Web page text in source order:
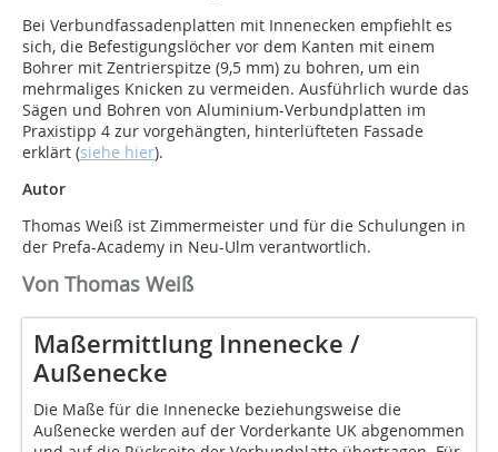
Bei Verbundfassadenplatten mit Innenecken empfiehlt es
sich, die Befestigungslöcher vor dem Kanten mit einem
Bohrer mit Zentrierspitze (9,5 mm) zu bohren, um ein
mehrmaliges Knicken zu vermeiden. Ausführlich wurde das
Sägen und Bohren von Aluminium-Verbundplatten im
Praxistipp 4 zur vorgehängten, hinterlüfteten Fassade
erklärt (siehe hier).
Autor
Thomas Weiß ist Zimmermeister und für die Schulungen in
der Prefa-Academy in Neu-Ulm verantwortlich.
Von Thomas Weiß
Maßermittlung Innenecke /
Außenecke
Die Maße für die Innenecke beziehungsweise die
Außenecke werden auf der Vorderkante UK abgenommen